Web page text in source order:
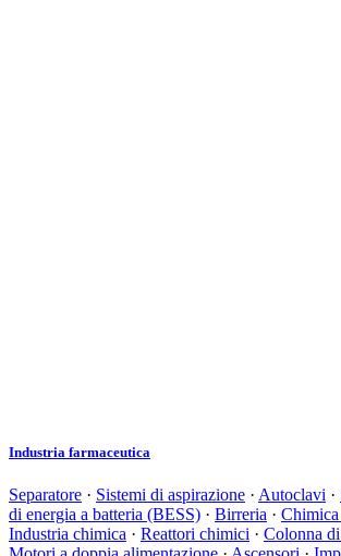
Industria farmaceutica
Separatore · Sistemi di aspirazione · Autoclavi ·
di energia a batteria (BESS) · Birreria ·
Industria chimica · Reattori chimici · Colonna